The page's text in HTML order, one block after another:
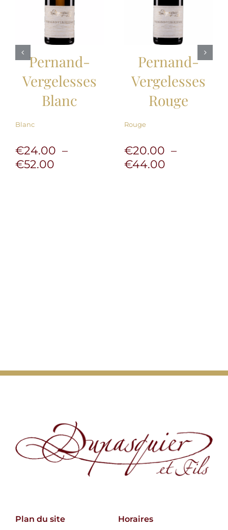
Pernand-
Vergelesses
Blanc
Blanc
€24.00 –
€52.00Plage
Pernand-
Vergelesses
Rouge
Rouge
€20.00 –
€44.00Plage
Plan du site Horaires